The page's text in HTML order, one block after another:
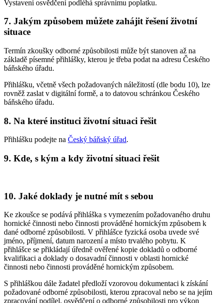
Vystavení osvědčení podléhá správnímu poplatku.
7. Jakým způsobem můžete zahájit řešení životní
situace
Termín zkoušky odborné způsobilosti může být stanoven až na
základě písemné přihlášky, kterou je třeba podat na adresu Českého
báňského úřadu.
Přihlášku, včetně všech požadovaných náležitostí (dle bodu 10), lze
rovněž zaslat v digitální formě, a to datovou schránkou Českého
báňského úřadu.
8. Na které instituci životní situaci řešit
Přihlášku podejte na Český báňský úřad.
9. Kde, s kým a kdy životní situaci řešit
10. Jaké doklady je nutné mít s sebou
Ke zkoušce se podává přihláška s vymezením požadovaného druhu
hornické činnosti nebo činnosti prováděné hornickým způsobem k
dané odborné způsobilosti. V přihlášce fyzická osoba uvede své
jméno, příjmení, datum narození a místo trvalého pobytu. K
přihlášce se přikládají úředně ověřené kopie dokladů o odborné
kvalifikaci a doklady o dosavadní činnosti v oblasti hornické
činnosti nebo činnosti prováděné hornickým způsobem.
S přihláškou dále žadatel předloží vzorovou dokumentaci k získání
požadované odborné způsobilosti, kterou zpracoval nebo se na jejím
zpracování podílel, osvědčení o odborné způsobilosti pro výkon